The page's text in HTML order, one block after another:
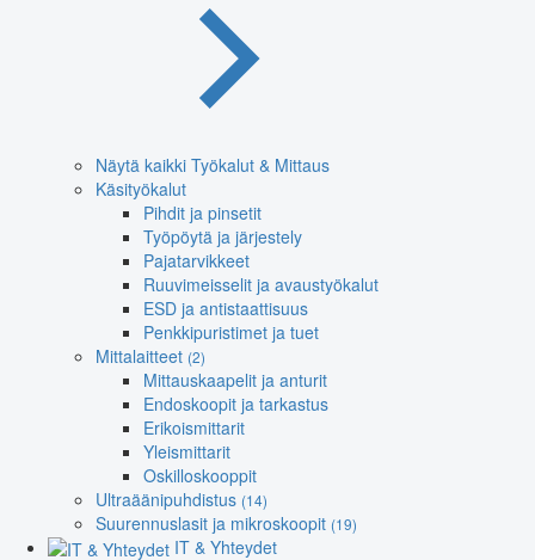
Näytä kaikki Työkalut & Mittaus
Käsityökalut
Pihdit ja pinsetit
Työpöytä ja järjestely
Pajatarvikkeet
Ruuvimeisselit ja avaustyökalut
ESD ja antistaattisuus
Penkkipuristimet ja tuet
Mittalaitteet (2)
Mittauskaapelit ja anturit
Endoskoopit ja tarkastus
Erikoismittarit
Yleismittarit
Oskilloskooppit
Ultraäänipuhdistus (14)
Suurennuslasit ja mikroskoopit (19)
IT & Yhteydet